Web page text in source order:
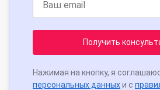
Получить
Нажимая на кнопку, я
персональных данныхи с